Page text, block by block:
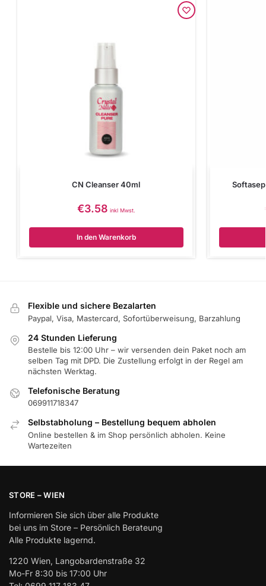
CN Cleanser 40ml
€3.58 inkl Mwst.
In den Warenkorb
Flexible und sichere Bezalarten
Paypal, Visa, Mastercard, Sofortüberweisung, Barzahlung
24 Stunden Lieferung
Bestelle bis 12:00 Uhr – wir versenden dein Paket noch am
selben Tag mit DPD. Die Zustellung erfolgt in der Regel am
nächsten Werktag.
Telefonische Beratung
069911718347
Selbstabholung – Bestellung bequem abholen
Online bestellen & im Shop persönlich abholen. Keine
Wartezeiten
STORE – WIEN
Informieren Sie sich über alle Produkte
bei uns im Store – Persönlich Berateung
Alle Produkte lagernd.
1220 Wien, Langobardenstraße 32
Mo-Fr 8:30 bis 17:00 Uhr